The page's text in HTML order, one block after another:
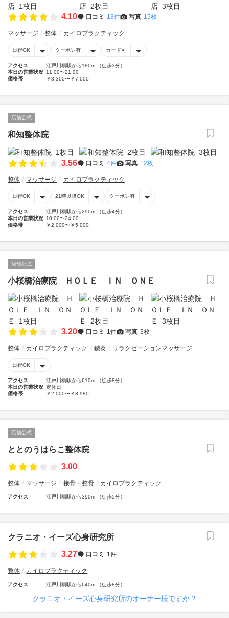
4.10 口コミ 13件 写真 15枚
マッサージ 整体 カイロプラクティック
日祝OK クーポン有 カード可
アクセス
江戸川橋駅から180m （徒歩3分）
本日の営業状況 11:00〜21:00
価格帯
￥3,300〜￥7,000
店舗公式
和知整体院
3.56 口コミ 4件 写真 12枚
整体 マッサージ カイロプラクティック
日祝OK 21時以降OK クーポン有
アクセス
江戸川橋駅から290m （徒歩4分）
本日の営業状況 10:00〜24:00
価格帯
￥2,000〜￥5,000
店舗公式
小桜橋治療院 ＨＯＬＥ ＩＮ ＯＮＥ
3.20 口コミ 1件 写真 3枚
整体 カイロプラクティック 鍼灸 リラクゼーションマッサージ
日祝OK
アクセス
江戸川橋駅から610m （徒歩8分）
本日の営業状況 定休日
価格帯
￥2,000〜￥3,980
店舗公式
ととのうはらこ整体院
3.00
整体 マッサージ 接骨・整骨 カイロプラクティック
アクセス 江戸川橋駅から390m （徒歩5分）
クラニオ・イーズ心身研究所
3.27
口コミ 1件
整体 カイロプラクティック
アクセス 江戸川橋駅から640m （徒歩8分）
クラニオ・イーズ心身研究所のオーナー様ですか？